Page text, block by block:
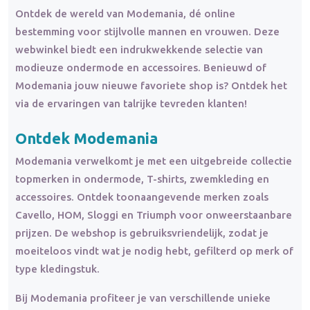
Ontdek de wereld van Modemania, dé online
bestemming voor stijlvolle mannen en vrouwen. Deze
webwinkel biedt een indrukwekkende selectie van
modieuze ondermode en accessoires. Benieuwd of
Modemania jouw nieuwe favoriete shop is? Ontdek het
via de ervaringen van talrijke tevreden klanten!
Ontdek Modemania
Modemania verwelkomt je met een uitgebreide collectie
topmerken in ondermode, T-shirts, zwemkleding en
accessoires. Ontdek toonaangevende merken zoals
Cavello, HOM, Sloggi en Triumph voor onweerstaanbare
prijzen. De webshop is gebruiksvriendelijk, zodat je
moeiteloos vindt wat je nodig hebt, gefilterd op merk of
type kledingstuk.
Bij Modemania profiteer je van verschillende unieke